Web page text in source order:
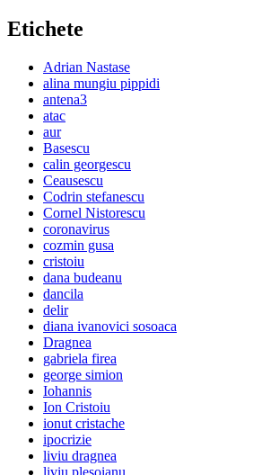
Etichete
Adrian Nastase
alina mungiu pippidi
antena3
atac
aur
Basescu
calin georgescu
Ceausescu
Codrin stefanescu
Cornel Nistorescu
coronavirus
cozmin gusa
cristoiu
dana budeanu
dancila
delir
diana ivanovici sosoaca
Dragnea
gabriela firea
george simion
Iohannis
Ion Cristoiu
ionut cristache
ipocrizie
liviu dragnea